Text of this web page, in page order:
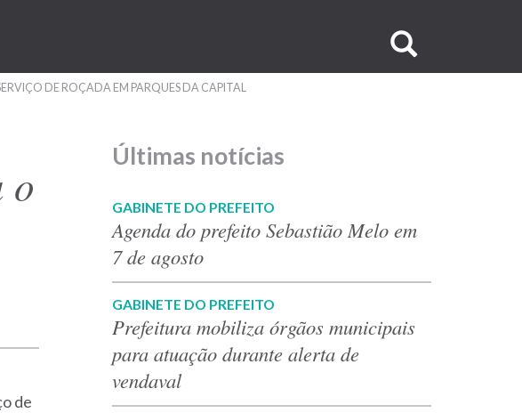
no
DE ROÇADA EM PARQUES DA CAPITAL
o
de
Últimas notícias
GABINETE DO PREFEITO
Agenda do prefeito Sebastião Melo em
7 de agosto
GABINETE DO PREFEITO
Prefeitura mobiliza órgãos municipais
para atuação durante alerta de
vendaval